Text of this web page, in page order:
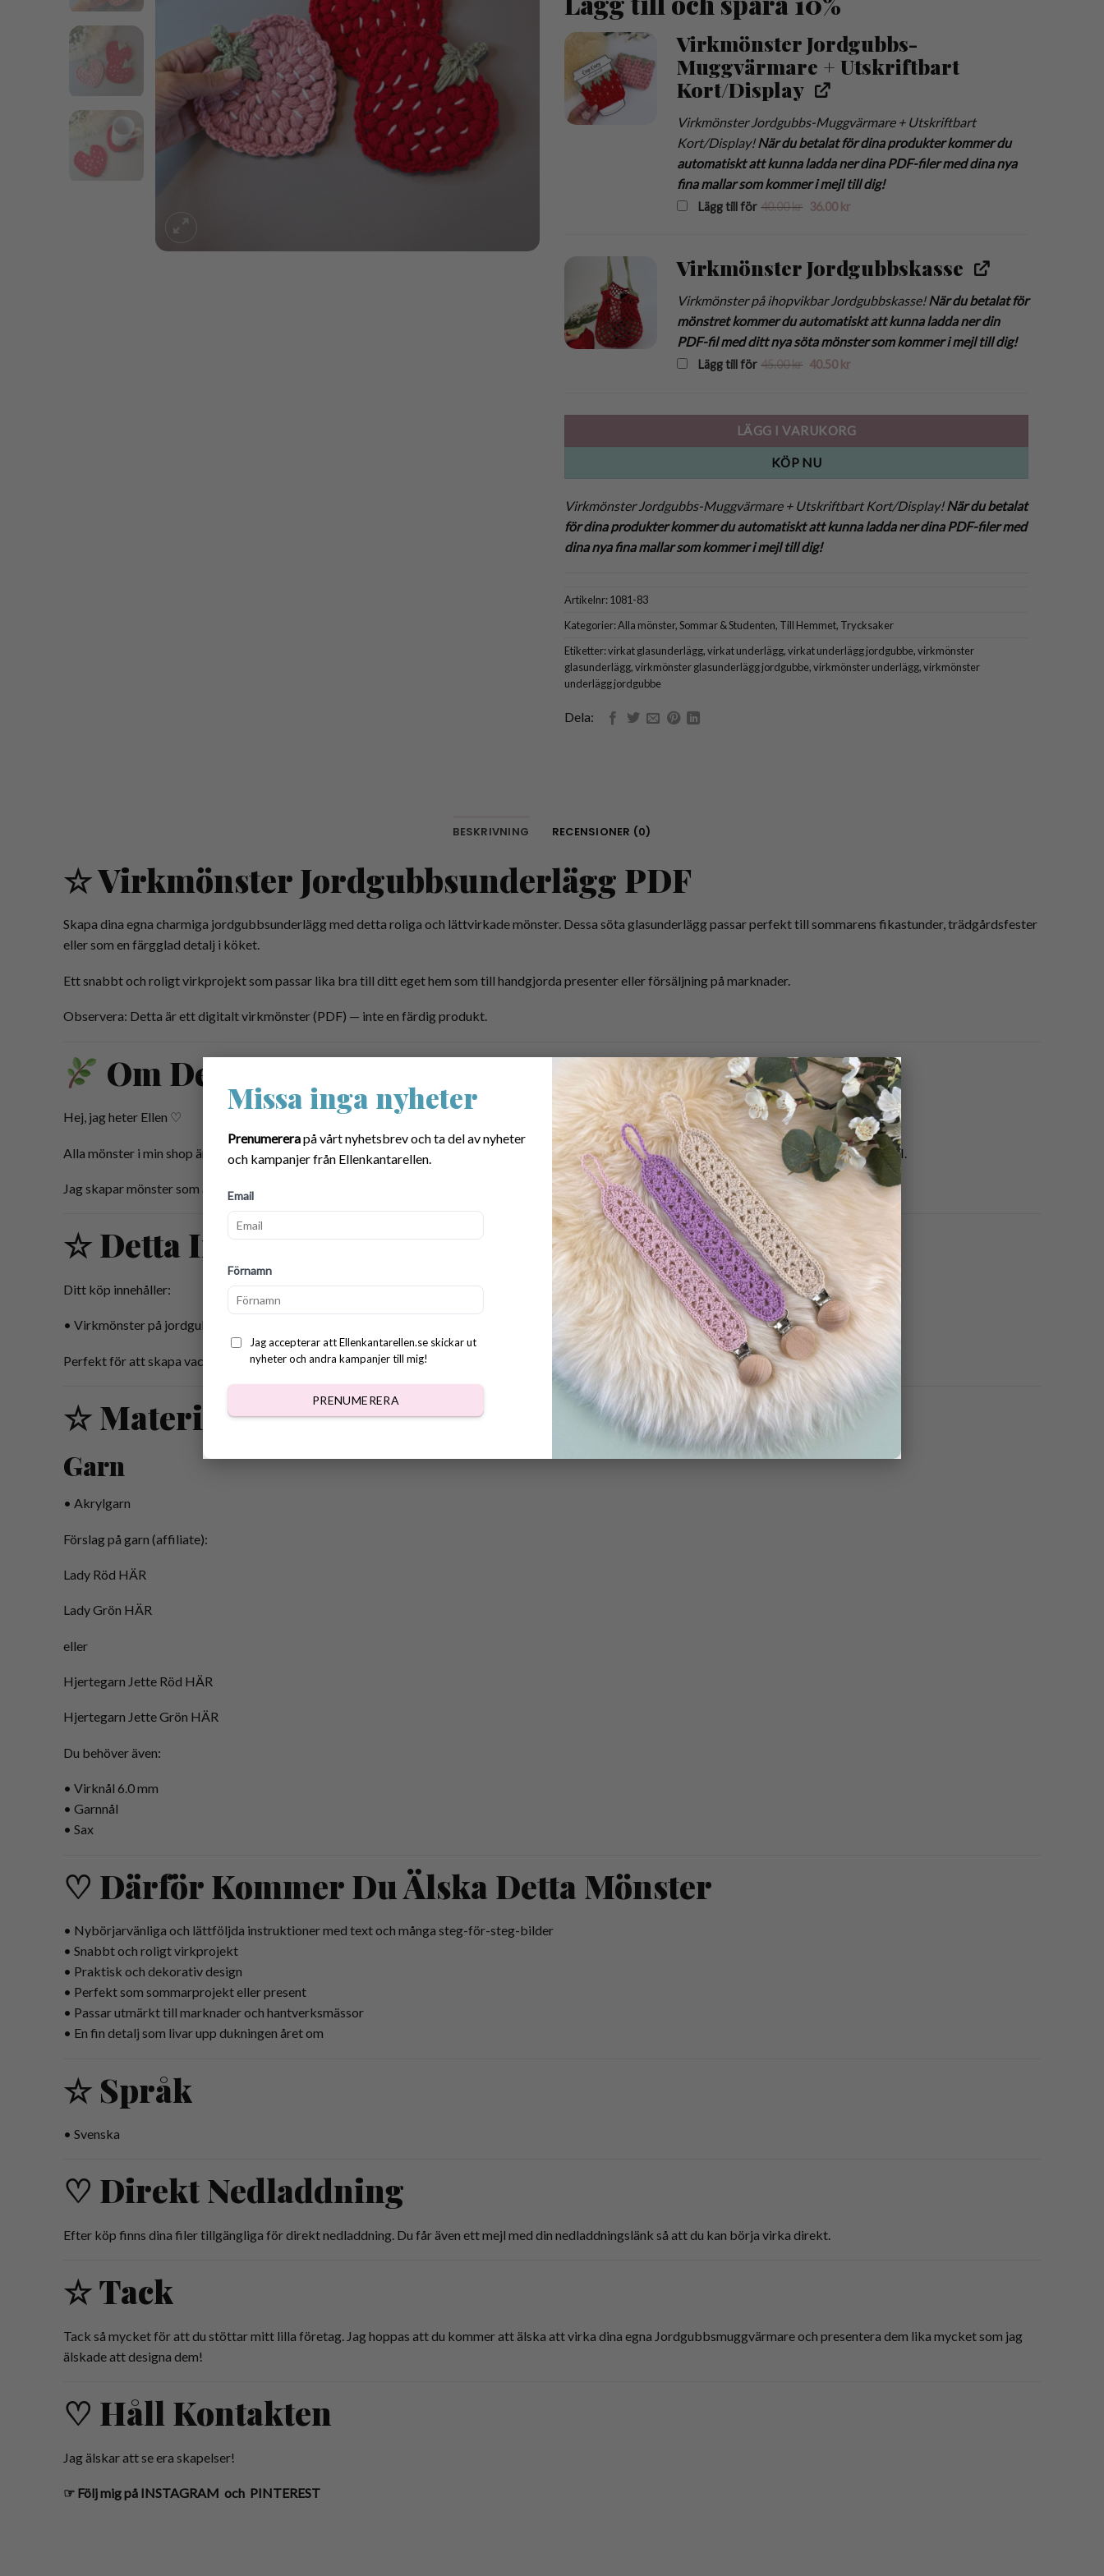
Missa inga nyheter
Prenumererapå vårt nyhetsbrev och ta del av nyheter
och kampanjer från Ellenkantarellen.
Email
Förnamn
Jag accepterar att Ellenkantarellen.se skickar ut
nyheter och andra kampanjer till mig!
PRENUMERERA
×
Virkmönster Jordgubbs-
Muggvärmare + Utskriftbart
Kort/Display
Virkmönster Jordgubbs-Muggvärmare + Utskriftbart
Kort/Display! När du betalat för dina produkter kommer du
automatiskt att kunna ladda ner dina PDF-filer med dina nya
fina mallar som kommer i mejl till dig!
Lägg till för 40.00kr Det
36.00 krDet
Virkmönster Jordgubbskasse
Virkmönster på ihopvikbar Jordgubbskasse!När du betalat för
mönstret kommer du automatiskt att kunna ladda ner din
PDF-fil med ditt nya söta mönster som kommer i mejl till dig!
Lägg till för 45.00kr Det
40.50 krDet
LÄGG I VARUKORG
KÖP NU
Virkmönster Jordgubbs-Muggvärmare + Utskriftbart Kort/Display!När du betalat
för dina produkter kommer du automatiskt att kunna ladda ner dina PDF-filer med
dina nya fina mallar som kommer i mejl till dig!
Artikelnr:1081-83
Kategorier:Alla mönster,Sommar & Studenten, Till Hemmet, Trycksaker
Etiketter:virkat glasunderlägg,virkat underlägg,virkat underlägg jordgubbe,virkmönster
glasunderlägg,virkmönster glasunderlägg jordgubbe,virkmönster underlägg,virkmönster
underlägg jordgubbe
Dela:
BESKRIVNING RECENSIONER (0)
☆ Virkmönster Jordgubbsunderlägg PDF
Skapa dina egna charmiga jordgubbsunderlägg med detta roliga och lättvirkade mönster. Dessa söta glasunderlägg passar perfekt till sommarens fikastunder, trädgårdsfester
eller som en färgglad detalj i köket.
Ett snabbt och roligt virkprojekt som passar lika bra till ditt eget hem som till handgjorda presenter eller försäljning på marknader.
Observera: Detta är ett digitalt virkmönster (PDF) — inte en färdig produkt.
Om Designern
Hej, jag heter Ellen ♡
Alla mönster i min shop är omsorgsfullt designade för hand med kreativitet, omtanke och en genuin kärlek till virkning — aldrig skapade med hjälp av AI.
Jag skapar mönster som är mysiga, inspirerande och roliga att virka.
☆ Detta Ingår
Ditt köp innehåller:
• Virkmönster på jordgubbsunderlägg (PDF)
Perfekt för att skapa vackra handgjorda underlägg som ger dukningen en lekfull och somrig känsla.
☆ Material & Verktyg
Garn
• Akrylgarn
Förslag på garn (affiliate):
Lady Röd HÄR
Lady Grön HÄR
eller
Hjertegarn Jette Röd HÄR
Hjertegarn Jette Grön HÄR
Du behöver även:
• Virknål 6.0 mm
• Garnnål
• Sax
♡ Därför Kommer Du Älska Detta Mönster
• Nybörjarvänliga och lättföljda instruktioner med text och många steg-för-steg-bilder
• Snabbt och roligt virkprojekt
• Praktisk och dekorativ design
• Perfekt som sommarprojekt eller present
• Passar utmärkt till marknader och hantverksmässor
• En fin detalj som livar upp dukningen året om
☆ Språk
• Svenska
♡ Direkt Nedladdning
Efter köp finns dina filer tillgängliga för direkt nedladdning. Du får även ett mejl med din nedladdningslänk så att du kan börja virka direkt.
☆ Tack
Tack så mycket för att du stöttar mitt lilla företag. Jag hoppas att du kommer att älska att virka dina egna Jordgubbsmuggvärmare och presentera dem lika mycket som jag
älskade att designa dem!
♡ Håll Kontakten
Jag älskar att se era skapelser!
☞ Följ mig på INSTAGRAM och PINTEREST